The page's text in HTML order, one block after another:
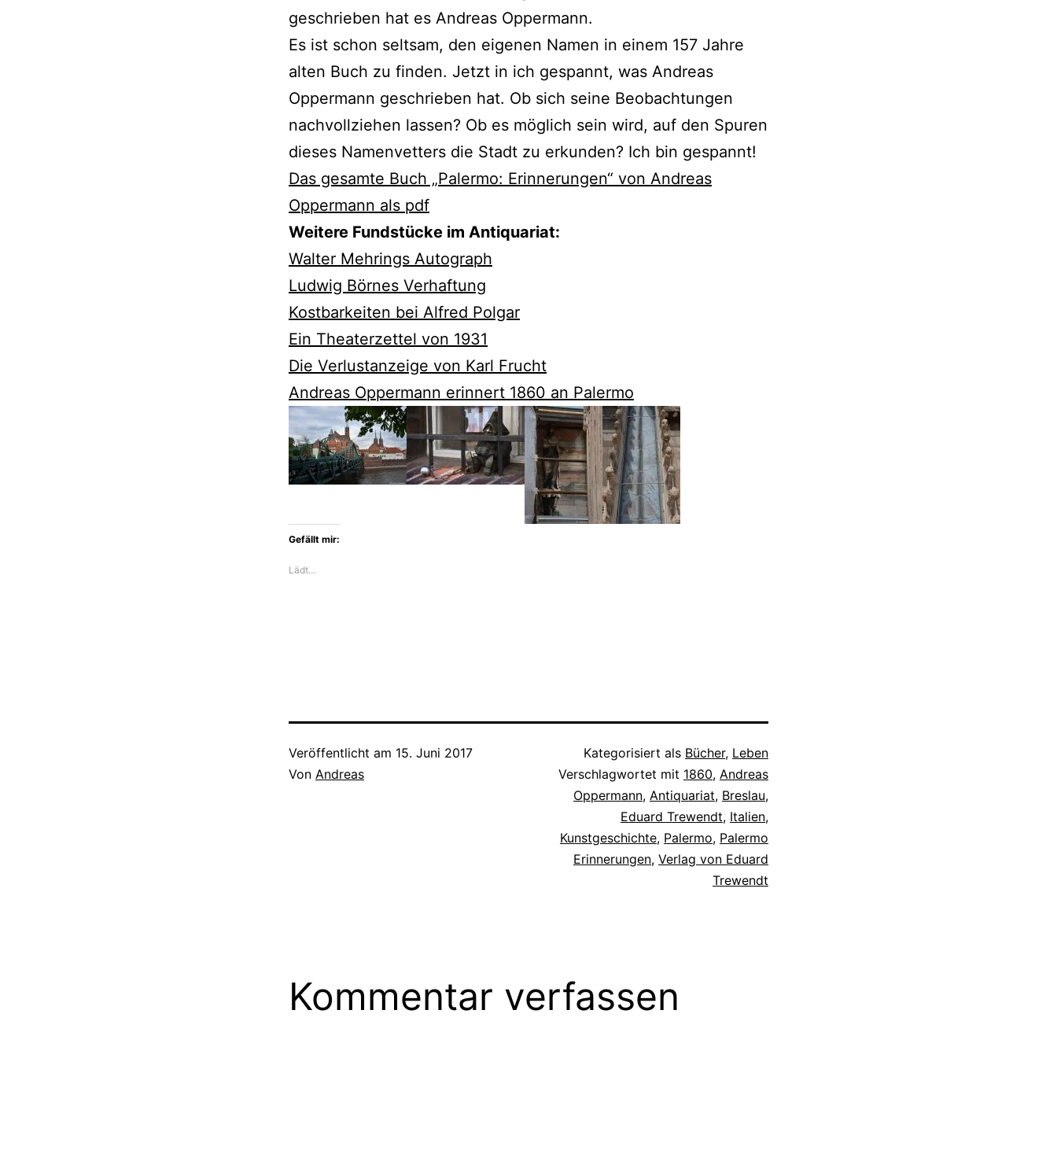
geschrieben hat es Andreas Oppermann.
Es ist schon seltsam, den eigenen Namen in einem 157 Jahre
alten Buch zu finden. Jetzt in ich gespannt, was Andreas
Oppermann geschrieben hat. Ob sich seine Beobachtungen
nachvollziehen lassen? Ob es möglich sein wird, auf den Spuren
dieses Namenvetters die Stadt zu erkunden? Ich bin gespannt!
Das gesamte Buch „Palermo: Erinnerungen“ von Andreas
Oppermann als pdf
Weitere Fundstücke im Antiquariat:
Walter Mehrings Autograph
Ludwig Börnes Verhaftung
Kostbarkeiten bei Alfred Polgar
Ein Theaterzettel von 1931
Die Verlustanzeige von Karl Frucht
Andreas Oppermann erinnert 1860 an Palermo
Gefällt mir:
Lädt…
Veröffentlicht am 15. Juni 2017
Von Andreas
Kategorisiert als Bücher, Leben
Verschlagwortet mit 1860, Andreas
Oppermann, Antiquariat, Breslau,
Eduard Trewendt, Italien,
Kunstgeschichte, Palermo, Palermo
Erinnerungen, Verlag von Eduard
Trewendt
Kommentar verfassen